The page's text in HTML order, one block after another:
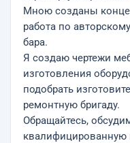
Мною созданы
работа по
бара.
Я создаю чертежи
изготовления
подобрать
ремонтную бригаду.
Обращайтесь,
квалифицированную